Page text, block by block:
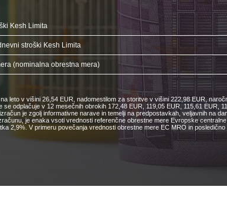
Kesh Limita
stroški Kesh Limita
(nominalna obrestna mera)
leto v višini 26,54 EUR, nadomestilom za storitve v višini 222,98 EUR,
odplačuje v 12 mesečnih obrokih 172,48 EUR, 119,05 EUR, 115,61 EUR,
je zgolj informativne narave in temelji na predpostavkah, veljavnih na
je enaka vsoti vrednosti referenčne obrestne mere Evropske
2,9%. V primeru povečanja vrednosti obrestne mere EC MRO in posledično